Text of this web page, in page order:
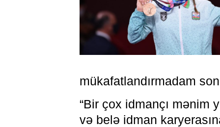
mükafatlandırmadam
“Bir çox idmançı mənim
və belə idman